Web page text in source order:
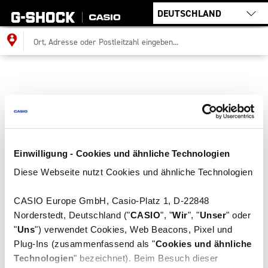
Einwilligung - Cookies und ähnliche Technologien
Diese Webseite nutzt Cookies und ähnliche Technologien
CASIO Europe GmbH, Casio-Platz 1, D-22848
Norderstedt, Deutschland ("CASIO", "Wir", "Unser" oder
"Uns") verwendet Cookies, Web Beacons, Pixel und
Plug-Ins (zusammenfassend als "Cookies und ähnliche
Technologien" bezeichnet). Beim Besuch dieser
G-
SHOCK
Händlersuche
Ort,
Adresse